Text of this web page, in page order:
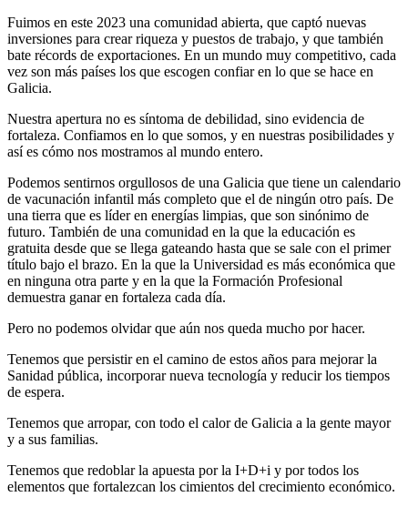
Fuimos en este 2023 una comunidad abierta, que captó nuevas
inversiones para crear riqueza y puestos de trabajo, y que también
bate récords de exportaciones. En un mundo muy competitivo, cada
vez son más países los que escogen confiar en lo que se hace en
Galicia.
Nuestra apertura no es síntoma de debilidad, sino evidencia de
fortaleza. Confiamos en lo que somos, y en nuestras posibilidades y
así es cómo nos mostramos al mundo entero.
Podemos sentirnos orgullosos de una Galicia que tiene un calendario
de vacunación infantil más completo que el de ningún otro país. De
una tierra que es líder en energías limpias, que son sinónimo de
futuro. También de una comunidad en la que la educación es
gratuita desde que se llega gateando hasta que se sale con el primer
título bajo el brazo. En la que la Universidad es más económica que
en ninguna otra parte y en la que la Formación Profesional
demuestra ganar en fortaleza cada día.
Pero no podemos olvidar que aún nos queda mucho por hacer.
Tenemos que persistir en el camino de estos años para mejorar la
Sanidad pública, incorporar nueva tecnología y reducir los tiempos
de espera.
Tenemos que arropar, con todo el calor de Galicia a la gente mayor
y a sus familias.
Tenemos que redoblar la apuesta por la I+D+i y por todos los
elementos que fortalezcan los cimientos del crecimiento económico.